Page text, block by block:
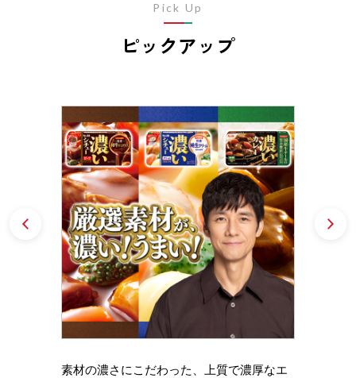
ピックアップ
Pick Up
素材の濃さにこだわった、上質で濃厚なエ
Prev